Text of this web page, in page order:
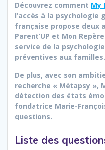
Découvrez comment My
l’accès à la psychologie
française propose deux
Parent’UP et Mon
service de la
préventives aux familles.
De plus, avec son
recherche « Métapsy »,
détection des états
fondatrice Marie-
questions.
Liste des